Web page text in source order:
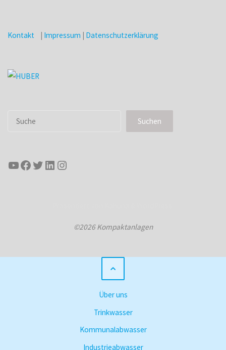
Kontakt Impressum Datenschutzerklärung
Suchen Suchen
YouTube
Facebook
Twitter
LinkedIn
Instagram
©2026 Kompaktanlagen
Über uns
Trinkwasser
Kommunalabwasser
Industrieabwasser